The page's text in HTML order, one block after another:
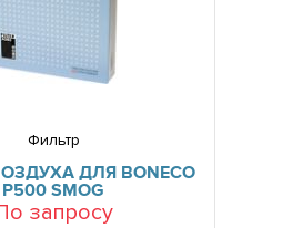
Фильтр
ДЛЯ BONECO
P500 SMOG
запросу